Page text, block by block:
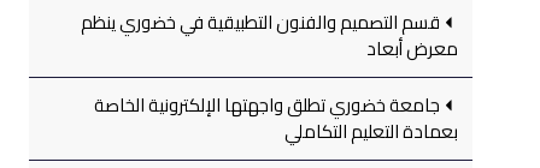
قسم التصميم والفنون التطبيقية في خضوري ينظم
معرض أبعاد
جامعة خضوري تطلق واجهتها الإلكترونية الخاصة
بعمادة التعليم التكاملي